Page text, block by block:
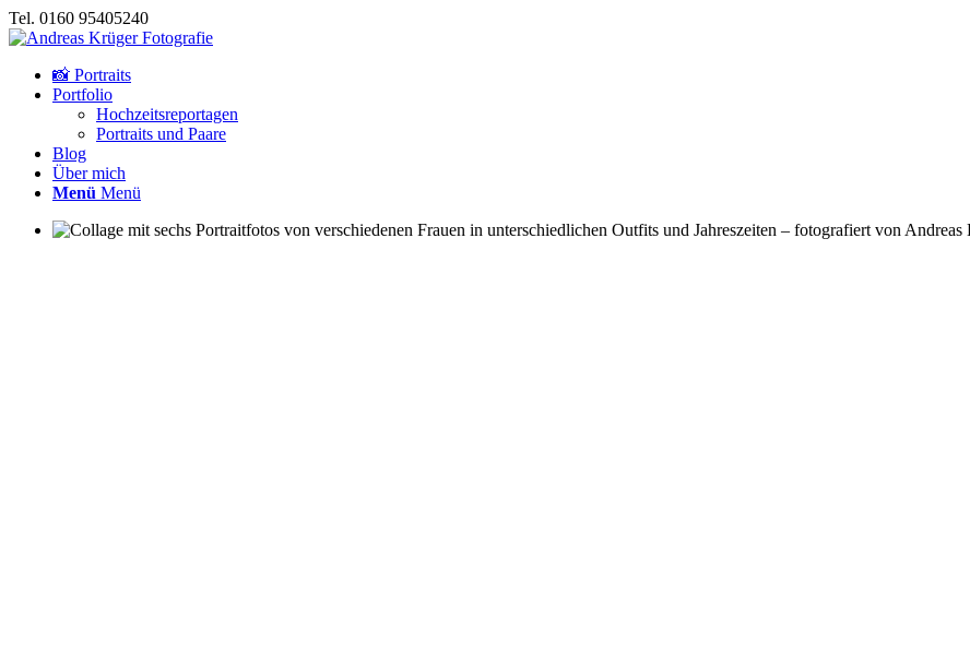
Tel. 0160 95405240
📸 Portraits
Portfolio
Hochzeitsreportagen
Portraits und Paare
Blog
Über mich
Menü Menü